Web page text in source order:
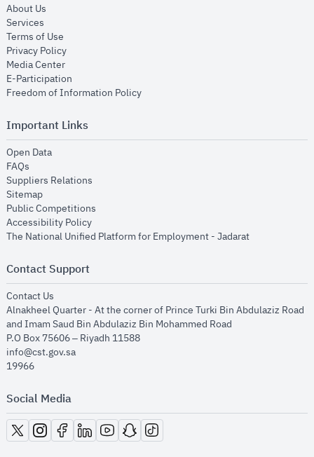
About Us
Services
Terms of Use
Privacy Policyopens in new window
Media Centeropens in new window
E-Participation
Freedom of Information Policyopens in new window
Important Links
Open Dataopens in new window
FAQs
Suppliers Relations
Sitemapopens in new window
Public Competitions
Accessibility Policyopens in new window
The National Unified Platform for Employment - Jadaratopens in new
Contact Support
Contact Us
Alnakheel Quarter - At the corner of Prince Turki Bin Abdulaziz Road
and Imam Saud Bin Abdulaziz Bin Mohammed Road​
P.O Box 75606 – Riyadh 11588
info@cst.gov.sa
19966
Social Media
opens in new window
opens in new window
opens in new window
opens in new window
opens in new window
opens in new window
opens in new window